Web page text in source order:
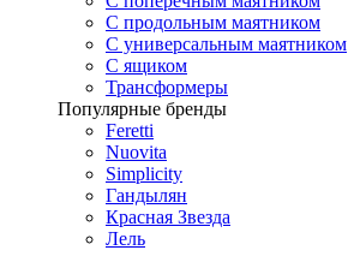
С продольным маятником
С универсальным маятником
С ящиком
Трансформеры
Популярные бренды
Feretti
Nuovita
Simplicity
Гандылян
Красная Звезда
Лель